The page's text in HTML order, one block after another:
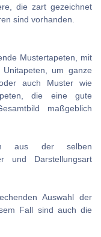
die zart gezeichnet
sind vorhanden.
Mustertapeten, mit
um ganze
auch Muster wie
die eine gute
maßgeblich
aus der selben
und Darstellungsart
Auswahl der
Fall sind auch die